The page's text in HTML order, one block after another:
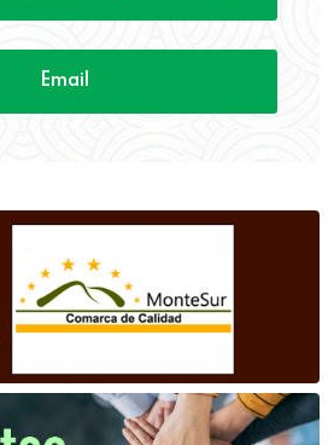
Email